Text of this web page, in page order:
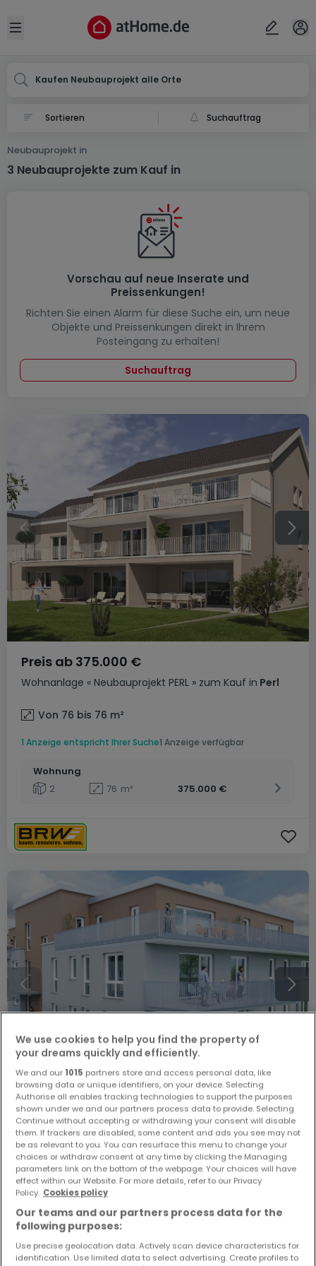
Open sidebar
Kaufen Neubauprojekt alle Orte
Suchauftrag
Neubauprojekt in
3 Neubauprojekte zum Kauf in
Vorschau auf neue Inserate und
Preissenkungen!
Richten Sie einen Alarm für diese Suche ein, um neue
Objekte und Preissenkungen direkt in Ihrem
Posteingang zu erhalten!
Suchauftrag
Wohnanlage « Neubauprojekt PERL » zum Kauf in Perl
Preis ab 375.000 €
Von 76 bis 76 m²
1 Anzeige entspricht Ihrer Suche1 Anzeige verfügbar
Wohnung
2
76 m² 375.000 €
Wohnanlage « Wohnpark \"Bachstraße Tawern\" » zum
Kauf inTawern
Von238.100 €bis689.000 €
Von 55 bis 162m²
16 Anzeigen entsprechen Ihrer Suche
16 % verkauft
Penthouse-Wohnung
3
110 m² 438.000 €
Ort
Abbrechen ok
We use cookies to help you find the property of
your dreams quickly and efficiently.
We and our 1015 partners store and access personal data, like
browsing data or unique identifiers, on your device. Selecting
Authorise all enables tracking technologies to support the purposes
shown under we and our partners process data to provide. Selecting
Continue without accepting or withdrawing your consent will disable
them. If trackers are disabled, some content and ads you see may not
be as relevant to you. You can resurface this menu to change your
choices or withdraw consent at any time by clicking the Managing
parameters link on the bottom of the webpage. Your choices will have
effect within our Website. For more details, refer to our Privacy
Policy. Cookies policy
Our teams and our partners process data for the
following purposes:
Use precise geolocation data. Actively scan device characteristics for
identification. Use limited data to select advertising. Create profiles to